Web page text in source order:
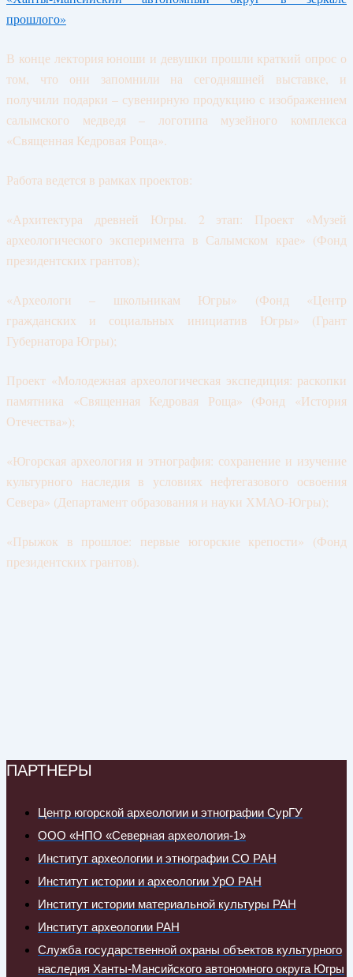
прошлого»
В конце лектория юноши и девушки прошли краткий опрос о
том, что они запомнили на сегодняшней выставке, и
получили подарки – сувенирную продукцию с изображением
салымского медведя – логотипа музейного комплекса
«Священная Кедровая Роща».
Работа ведется в рамках проектов:
«Архитектура древней Югры. 2 этап: Проект «Музей
археологического эксперимента в Салымском крае» (Фонд
президентских грантов);
«Археологи – школьникам Югры» (Фонд «Центр
гражданских и социальных инициатив Югры» (Грант
Губернатора Югры);
Проект «Молодежная археологическая экспедиция: раскопки
памятника «Священная Кедровая Роща» (Фонд «История
Отечества»);
«Югорская археология и этнография: сохранение и изучение
культурного наследия в условиях нефтегазового освоения
Севера» (Департамент образования и науки ХМАО-Югры);
«Прыжок в прошлое: первые югорские крепости» (Фонд
президентских грантов).
ПАРТНЕРЫ
Центр югорской археологии и этнографии СурГУ
ООО «НПО «Северная археология-1»
Институт археологии и этнографии СО РАН
Институт истории и археологии УрО РАН
Институт истории материальной культуры РАН
Институт археологии РАН
Служба государственной охраны объектов культурного
наследия Ханты-Мансийского автономного округа Югры